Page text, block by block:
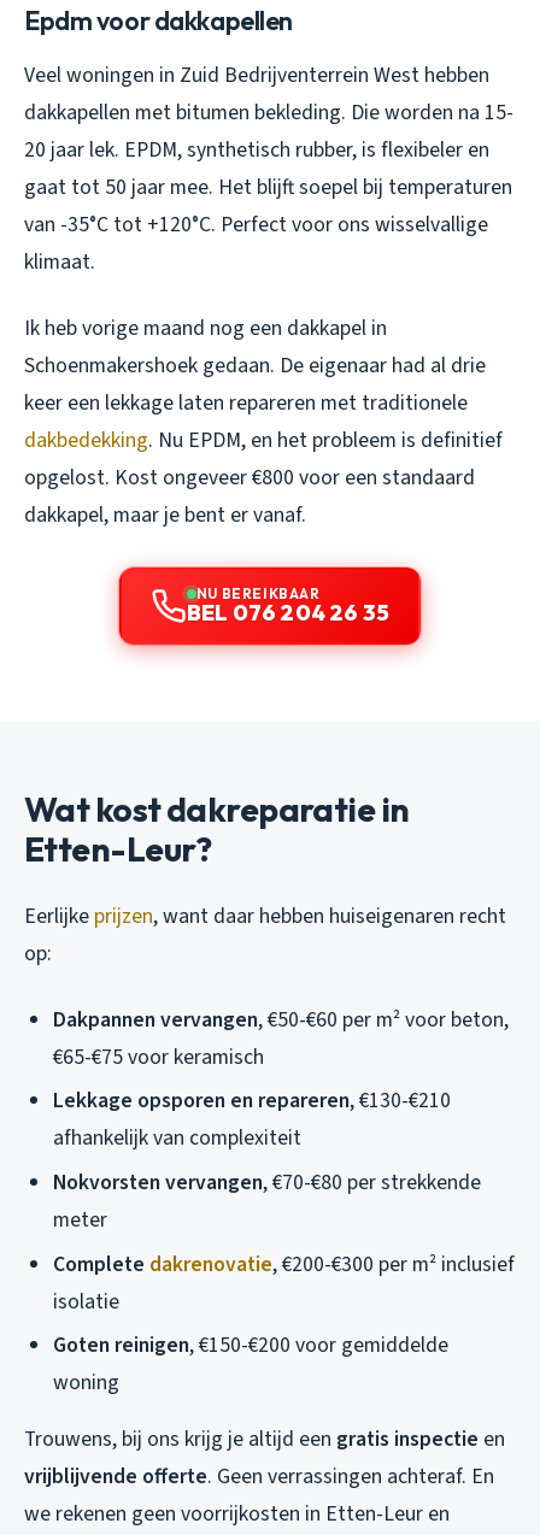
Epdm voor dakkapellen
Veel woningen in Zuid Bedrijventerrein West hebben
dakkapellen met bitumen bekleding. Die worden na 15-
20 jaar lek. EPDM, synthetisch rubber, is flexibeler en
gaat tot 50 jaar mee. Het blijft soepel bij temperaturen
van -35°C tot +120°C. Perfect voor ons wisselvallige
klimaat.
Ik heb vorige maand nog een dakkapel in
Schoenmakershoek gedaan. De eigenaar had al drie
keer een lekkage laten repareren met traditionele
dakbedekking. Nu EPDM, en het probleem is definitief
opgelost. Kost ongeveer €800 voor een standaard
dakkapel, maar je bent er vanaf.
NU BEREIKBAAR
BEL 076 204 26 35
Wat kost dakreparatie in
Etten-Leur?
Eerlijke prijzen, want daar hebben huiseigenaren recht
op:
Dakpannen vervangen, €50-€60 per m² voor beton,
€65-€75 voor keramisch
Lekkage opsporen en repareren, €130-€210
afhankelijk van complexiteit
Nokvorsten vervangen, €70-€80 per strekkende
meter
Complete dakrenovatie, €200-€300 per m² inclusief
isolatie
Goten reinigen, €150-€200 voor gemiddelde
woning
Trouwens, bij ons krijg je altijd een gratis inspectie en
vrijblijvende offerte. Geen verrassingen achteraf. En
we rekenen geen voorrijkosten in Etten-Leur en